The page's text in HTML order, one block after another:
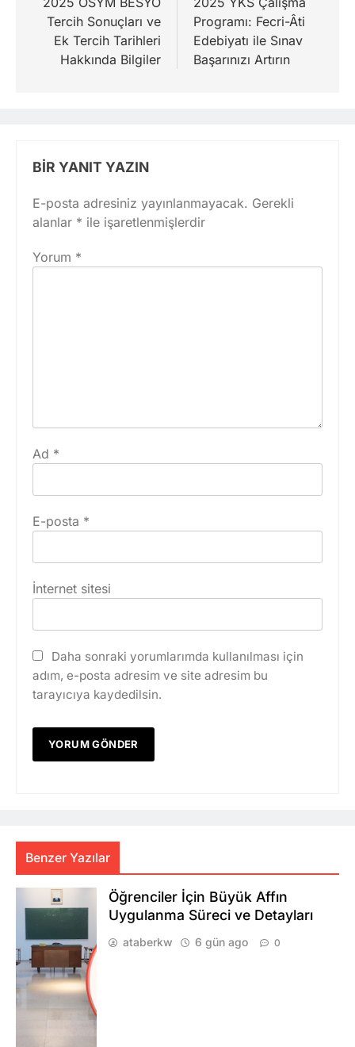
gezinmesi
Tercih Sonuçları ve
Ek Tercih Tarihleri
Hakkında Bilgiler
Programı: Fecri-Âti
Edebiyatı ile Sınav
Başarınızı Artırın
BIR YANIT YAZIN
E-posta adresiniz yayınlanmayacak. Gerekli
alanlar * ile işaretlenmişlerdir
Yorum *
Ad *
E-posta *
İnternet sitesi
Daha sonraki yorumlarımda kullanılması için
adım, e-posta adresim ve site adresim bu
tarayıcıya kaydedilsin.
Benzer Yazılar
Öğrenciler İçin Büyük Affın
Uygulanma Süreci ve Detayları
ataberkw 6 gün ago 0